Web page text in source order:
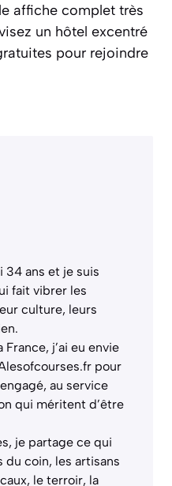
affiche complet très
un hôtel excentré
pour rejoindre
34 ans et je suis
fait vibrer les
culture, leurs
j’ai eu envie
pour
au service
qui méritent d’être
je partage ce qui
du coin, les artisans
le terroir, la